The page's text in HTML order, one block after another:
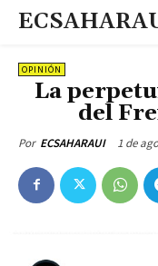
OPINIÓN
La
del
Por ECSAHARAUI 1 de